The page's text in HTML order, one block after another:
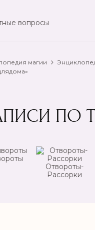
вопросы
магии
ПО
Отвороты-
Рассорки